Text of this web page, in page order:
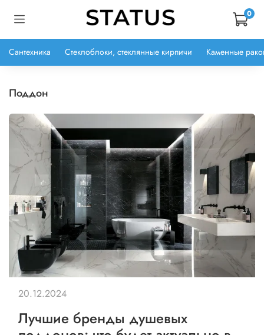
0
Сантехника Стеклоблоки, стеклянные кирпичи Каменные
поддон
Лучшие бренды душевых
20.12.2024